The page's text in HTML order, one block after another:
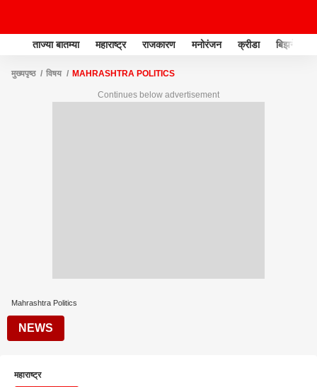
ताज्या बातम्या महाराष्ट्र राजकारण मनोरंजन क्रीडा बिझनेस
मुख्यपृष्ठ विषय MAHRASHTRA POLITICS
Continues below advertisement
Mahrashtra Politics
NEWS
महाराष्ट्र